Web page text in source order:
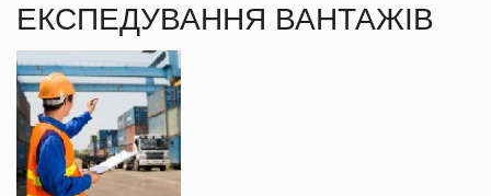
ЕКСПЕДУВАННЯ ВАНТАЖІВ